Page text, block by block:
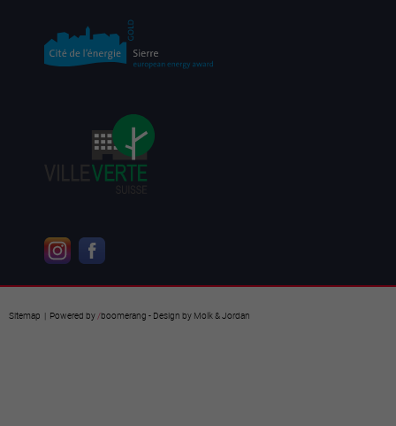
Sitemap | Powered by/boomerang - Design by Molk & Jordan